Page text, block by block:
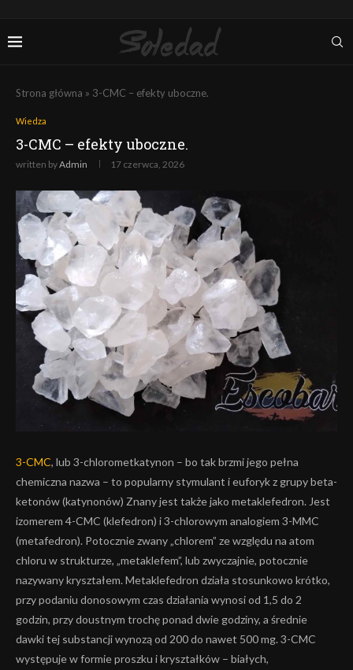
Strona główna » 3-CMC – efekty uboczne.
Wiedza
3-CMC – efekty uboczne.
written byAdmin 17 czerwca, 2026
3-CMC, lub 3-chlorometkatynon – bo tak brzmi jego pełna
chemiczna nazwa – to popularny stymulant i euforyk z grupy beta-
ketonów (katynonów) Znany jest także jako metaklefedron. Jest
izomerem 4-CMC (klefedron) i 3-chlorowym analogiem 3-MMC
(metafedron). Potocznie zwany „chlorem” ze względu na atom
chloru w strukturze, „metaklefem”, lub zwyczajnie, potocznie
nazywany kryształem. Metaklefedron działa stosunkowo krótko,
przy podaniu donosowym czas działania wynosi od 1,5 do 2
godzin, przy doustnym trochę ponad dwie godziny, a średnie
dawki tej substancji wynozą od 200 do nawet 500 mg. 3-CMC
występuje w formie proszku i kryształków – białych,